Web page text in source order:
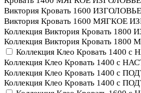
Виктория Кровать 1600
Виктория Кровать 1600 МЯГКОЕ
Коллекция Виктория Кровать
Коллекция Виктория Кровать
Коллекция Клео Кровать 1400
Коллекция Клео Кровать 1400 с
Коллекция Клео Кровать 1400 с
Коллекция Клео Кровать 1400 с